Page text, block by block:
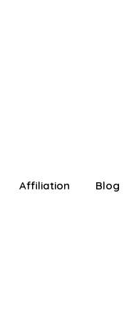
Affiliation Blog